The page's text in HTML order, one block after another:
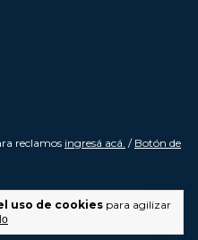
uso de cookies para agilizar
reclamos ingresá acá. / Botón de
reservados.